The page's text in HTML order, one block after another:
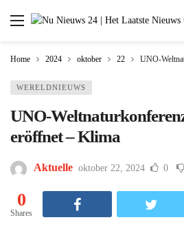
Home 2024 oktober 22 UNO-
WERELDNIEUWS
UNO-
eröffnet – Klima
Aktuelle oktober 22, 2024 0
0
Shares